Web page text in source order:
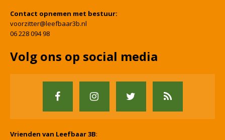
Contact opnemen met bestuur:
voorzitter@leefbaar3b.nl
06 228 094 98
Volg ons op social media
Vrienden van Leefbaar 3B: